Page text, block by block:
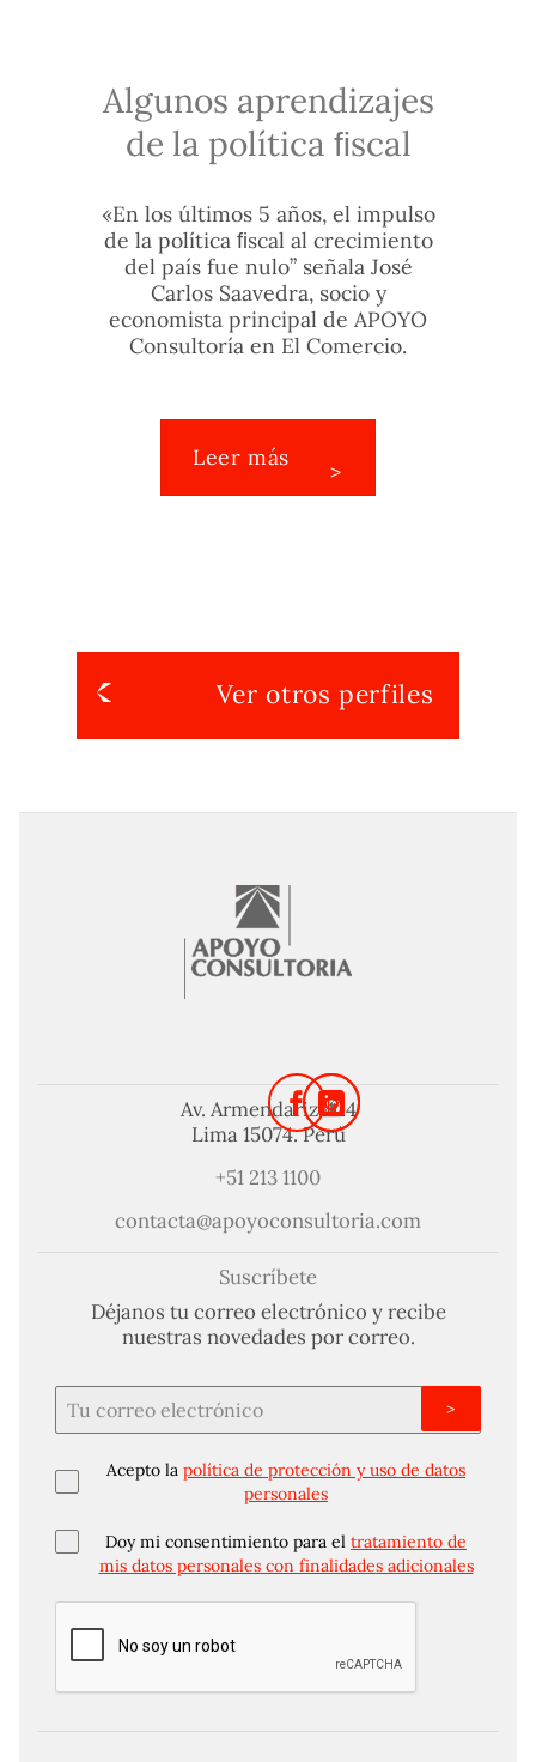
Algunos aprendizajes
de la política ﬁscal
«En los últimos 5 años, el impulso
de la política ﬁscal al crecimiento
del país fue nulo” señala José
Carlos Saavedra, socio y
economista principal de APOYO
Consultoría en El Comercio.
Leer más
Ver otros perfiles
Av. Armendariz 424
Lima 15074. Perú
+51 213 1100
contacta@apoyoconsultoria.com
Suscríbete
Déjanos tu correo electrónico y recibe
nuestras novedades por correo.
Acepto la política de protección y uso de datos
personales
Doy mi consentimiento para el tratamiento de
mis datos personales con finalidades adicionales
>